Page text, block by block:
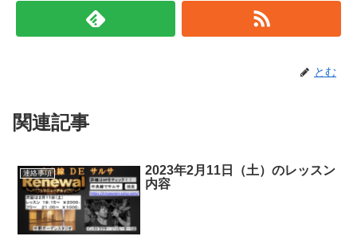
とむ
関連記事
連絡事項
2023年2月11日（土）のレッスン
内容